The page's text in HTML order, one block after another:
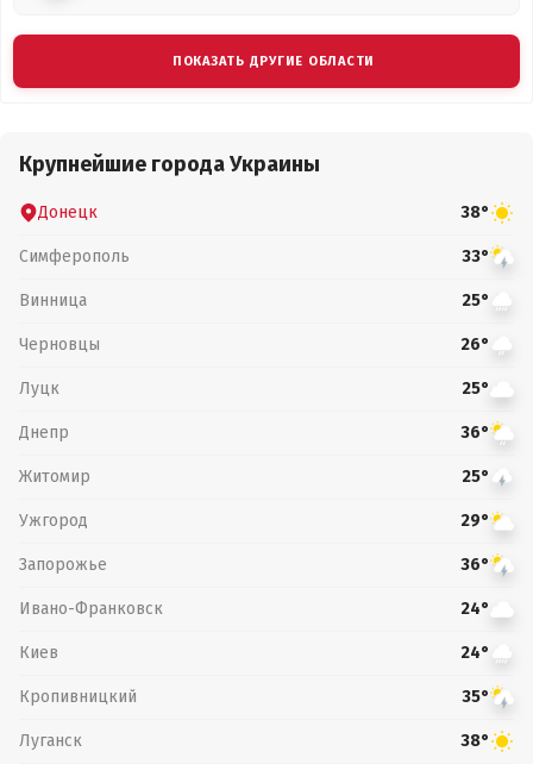
ПОКАЗАТЬ ДРУГИЕ ОБЛАСТИ
Крупнейшие города Украины
Донецк 38°
Симферополь 33°
Винница 25°
Черновцы 26°
Луцк 25°
Днепр 36°
Житомир 25°
Ужгород 29°
Запорожье 36°
Ивано-Франковск 24°
Киев 24°
Кропивницкий 35°
Луганск 38°